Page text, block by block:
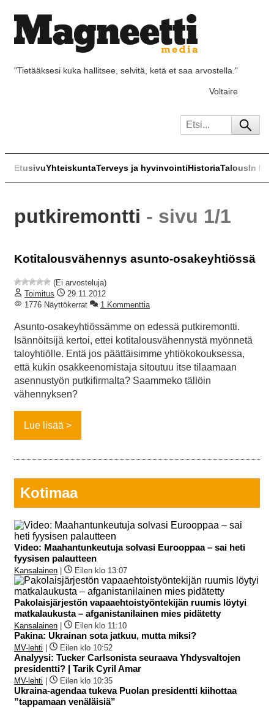
"Tietääksesi kuka hallitsee, selvitä, ketä et saa arvostella."
Voltaire
EtusivuYhteiskuntaTerveys ja hyvinvointiHistoriaTalousIn
putkiremontti - sivu 1/1
Kotitalousvähennys asunto-osakeyhtiössä
(Ei arvosteluja)
Toimitus
29.11.2012
1776 Näyttökerrat
1 Kommenttia
Asunto-osakeyhtiössämme on edessä putkiremontti.
Isännöitsijä kertoi, ettei kotitalousvähennystä myönnetä
taloyhtiölle. Entä jos päättäisimme yhtiökokouksessa,
että kukin osakkeenomistaja sitoutuu itse tilaamaan
asennustyön putkifirmalta? Saammeko tällöin
vähennyksen?
Lue lisää
Kotimaa
Video: Maahantunkeutuja solvasi Eurooppaa – sai heti
fyysisen palautteen
Kansalainen Eilen klo 13:07
Pakolaisjärjestön vapaaehtoistyöntekijän ruumis löytyi
matkalaukusta – afganistanilainen mies pidätetty
Kansalainen Eilen klo 11:10
Pakina: Ukrainan sota jatkuu, mutta miksi?
MV-lehti Eilen klo 10:52
Analyysi: Tucker Carlsonista seuraava Yhdysvaltojen
presidentti? | Tarik Cyril Amar
MV-lehti Eilen klo 10:35
Ukraina-agendaa tukeva Puolan presidentti kiihottaa
”tappamaan venäläisiä”